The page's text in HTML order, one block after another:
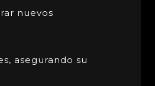
nuevos
asegurando su